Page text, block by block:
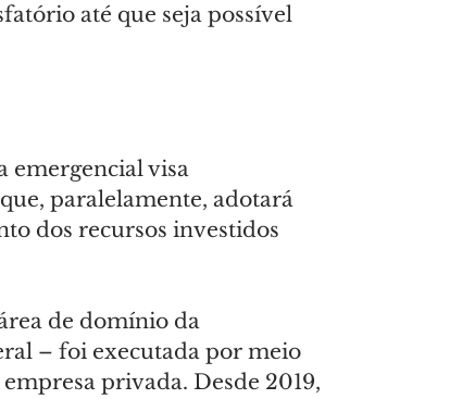
até que seja possível
emergencial visa
paralelamente, adotará
dos recursos investidos
de domínio da
– foi executada por meio
privada. Desde 2019,